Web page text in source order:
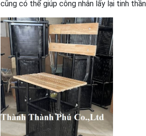
cũng có thể giúp công nhân lấy lại tinh